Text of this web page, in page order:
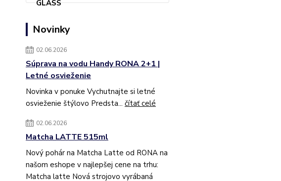
Novinky
02.06.2026
Súprava na vodu Handy RONA 2+1 |
Letné osvieženie
Novinka v ponuke Vychutnajte si letné
osvieženie štýlovo Predsta... čítať celé
02.06.2026
Matcha LATTE 515ml
Nový pohár na Matcha Latte od RONA na
našom eshope v najlepšej cene na trhu:
Matcha latte Nová strojovo vyrábaná